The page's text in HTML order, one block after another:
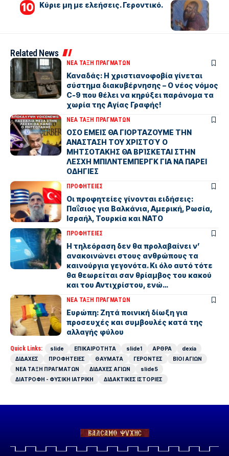
Kύριε μη με ελεήσεις. Γεροντικό.
Related News
ΝΕΑ ΤΑΞΗ ΠΡΑΓΜΑΤΩΝ
Καναδάς: Η χριστιανοφοβία γίνεται
σύστημα διακυβέρνησης – Ο νέος νόμος
C-9 που θέλει να κηρύξει παράνομα τα
χωρία της Αγίας Γραφής!
ΝΕΑ ΤΑΞΗ ΠΡΑΓΜΑΤΩΝ
ΟΣΟ ΕΜΕΙΣ ΘΑ ΓΙΟΡΤΑΖΟΥΜΕ ΤΗΝ
ΑΝΑΣΤΑΣΗ ΤΟΥ ΧΡΙΣΤΟΎ Ο
ΜΗΤΣΟΤΑΚΗΣ ΘΑ ΒΡΊΣΚΕΤΑΙ ΣΤΗΝ
ΛΕΣΧΗ ΜΠΙΛΝΤΕΜΠΕΡΓΚ ΓΙΑ ΝΑ ΠΑΡΕΙ
ΟΔΗΓΙΕΣ
ΠΡΟΦΗΤΕΙΕΣ
Οι προφητείες γίνονται ειδήσεις:
Παΐσιος για Βαλκάνια, Αμερική, Ρωσία,
Ισραήλ, Τουρκία και ΝΑΤΟ
ΠΡΟΦΗΤΕΙΕΣ
Η τηλεόραση δεν θα προλαβαίνει ν’
ανακοινώνει στους ανθρώπους τα
καινούργια γεγονότα. Κι όλο αυτό τότε
θα θεωρείται σαν θρίαµβος του κακού
και του Αντιχρίστου, ενώ…
ΝΕΑ ΤΑΞΗ ΠΡΑΓΜΑΤΩΝ
Ευρώπη: Ζητά ποινική δίωξη για
προσευχές και συμβουλές κατά της
αλλαγής φύλου
Quick Links: slide ΕΠΙΚΑΙΡΟΤΗΤΑ slide1 ΑΡΘΡΑ
dexia
ΔΙΔΑΧΕΣ
ΠΡΟΦΗΤΕΙΕΣ ΘΑΥΜΑΤΑ ΓΕΡΟΝΤΕΣ
ΒΙΟΙ ΑΓΙΩΝ
ΝΕΑ ΤΑΞΗ ΠΡΑΓΜΑΤΩΝ
ΔΙΔΑΧΕΣ ΑΓΙΩΝ
slide5
ΔΙΑΤΡΟΦΗ - ΦΥΣΙΚΗ ΙΑΤΡΙΚΗ
ΔΙΔΑΚΤΙΚΕΣ ΙΣΤΟΡΙΕΣ